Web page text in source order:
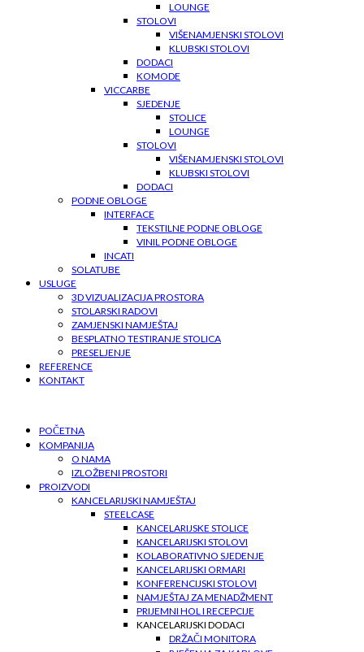
LOUNGE
STOLOVI
VIŠENAMJENSKI STOLOVI
KLUBSKI STOLOVI
DODACI
KOMODE
VICCARBE
SJEDENJE
STOLICE
LOUNGE
STOLOVI
VIŠENAMJENSKI STOLOVI
KLUBSKI STOLOVI
DODACI
PODNE OBLOGE
INTERFACE
TEKSTILNE PODNE OBLOGE
VINIL PODNE OBLOGE
INCATI
SOLATUBE
USLUGE
3D VIZUALIZACIJA PROSTORA
STOLARSKI RADOVI
ZAMJENSKI NAMJEŠTAJ
BESPLATNO TESTIRANJE STOLICA
PRESELJENJE
REFERENCE
KONTAKT
POČETNA
KOMPANIJA
O NAMA
IZLOŽBENI PROSTORI
PROIZVODI
KANCELARIJSKI NAMJEŠTAJ
STEELCASE
KANCELARIJSKE STOLICE
KANCELARIJSKI STOLOVI
KOLABORATIVNO SJEDENJE
KANCELARIJSKI ORMARI
KONFERENCIJSKI STOLOVI
NAMJEŠTAJ ZA MENADŽMENT
PRIJEMNI HOL I RECEPCIJE
KANCELARIJSKI DODACI
DRŽAČI MONITORA